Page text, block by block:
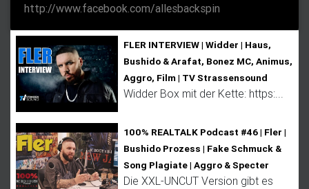
http://www.facebook.com/allesbackspin
FLER INTERVIEW | Widder | Haus,
Bushido & Arafat, Bonez MC, Animus,
Aggro, Film | TV Strassensound
Widder Box mit der Kette: https:...
100% REALTALK Podcast #46 | Fler |
Bushido Prozess | Fake Schmuck &
Song Plagiate | Aggro & Specter
Die XXL-UNCUT Version gibt es